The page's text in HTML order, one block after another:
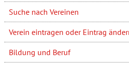
Suche nach Vereinen
Verein eintragen oder Eintrag
Bildung und Beruf